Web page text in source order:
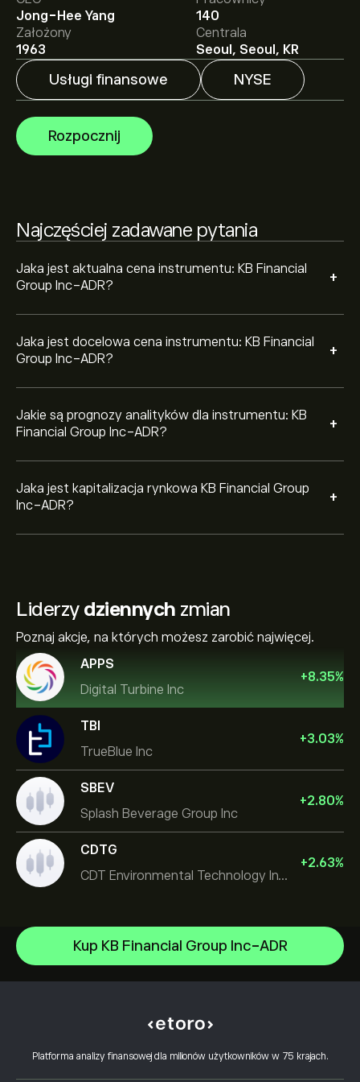
Jong-Hee Yang
140
Założony
1963
Centrala
Seoul, Seoul, KR
Usługi finansowe NYSE
Rozpocznij
Najczęściej zadawane pytania
Jaka jest aktualna cena instrumentu: KB Financial
Group Inc-ADR?
+
Jaka jest docelowa cena instrumentu: KB Financial
Group Inc-ADR?
+
Średnia cena docelowa dla instrumentu: KB Financial
Group Inc-ADR wynosi 121.32‎$‎.Zarejestruj się
eToro, aby poznać szczegółowe prognozy analityków i
ceny docelowe.
Jakie są prognozy analityków dla instrumentu: KB
Financial Group Inc-ADR?
+
Analitycy oferują prognozy dla instrumentu: KB
Financial Group Inc-ADR w oparciu o trendy rynkowe,
raporty finansowe i przewidywany wzrost. Sprawdź
najnowsze prognozy dotyczące przyszłych ruchów
cen.
Jaka jest kapitalizacja rynkowa KB Financial Group
Inc-ADR?
+
Liderzy dziennych zmian
Poznaj akcje, na których możesz zarobić najwięcej.
APPS
Digital Turbine Inc
+8.35%
TBI
TrueBlue Inc
+3.03%
SBEV
Splash Beverage Group Inc
+2.80%
CDTG
CDT Environmental Technology Investment Holdings L
+2.63%
Kup KB Financial Group Inc-ADR
Platforma analizy finansowej dla milionów użytkowników w 75 krajach.
Micron Technology, Inc.
Space Exploration Technologies Corp
Constellation Energy Corp
Jak zweryfikować konto
Odpowiedzialny handel
Co to jest dźwignia finansowa i depozyt
Recenzje eToro